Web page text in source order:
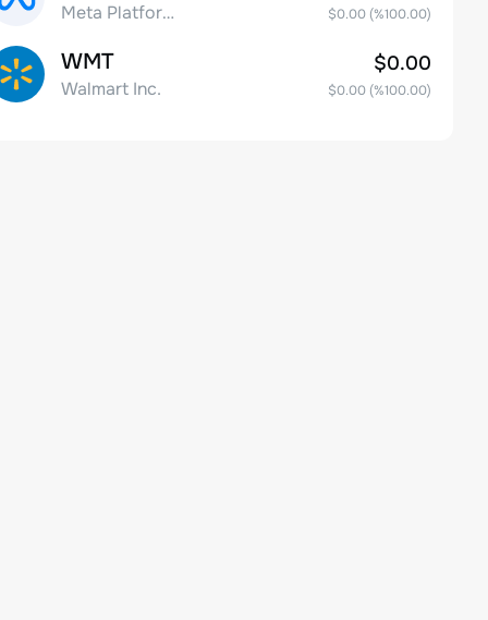
Meta Platforms, Inc. Class A Common Stock $0.00(%100.00)
WMT
Walmart Inc.
$0.00
$0.00(%100.00)